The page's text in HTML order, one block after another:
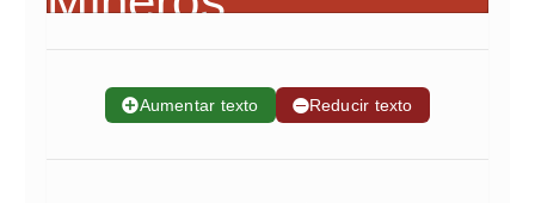
➕Aumentar texto ➖Reducir texto